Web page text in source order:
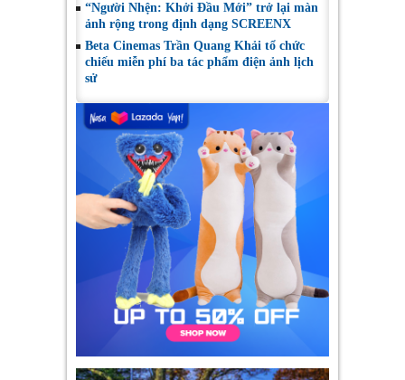
“Người Nhện: Khởi Đầu Mới” trở lại màn
ảnh rộng trong định dạng SCREENX
Beta Cinemas Trần Quang Khải tổ chức
chiếu miễn phí ba tác phẩm điện ảnh lịch
sử